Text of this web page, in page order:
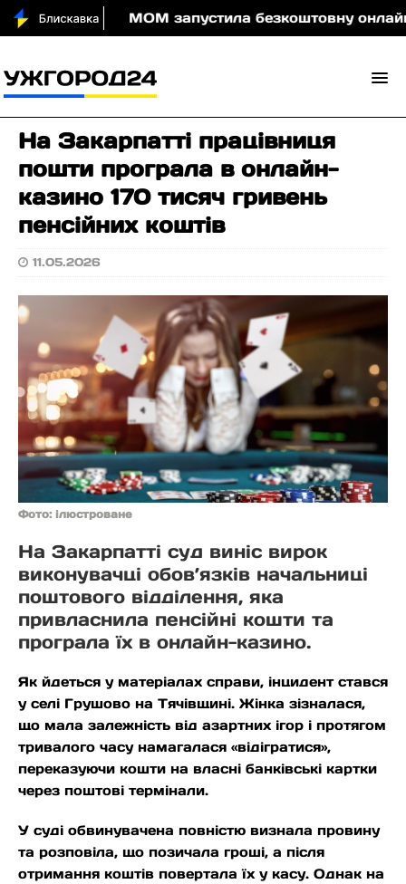
вночі МОМ запустила безкоштовну онлайн-
На Закарпатті працівниця
пошти програла в онлайн-
казино 170 тисяч гривень
пенсійних коштів
11.05.2026
Фото: ілюстроване
На Закарпатті суд виніс вирок
виконувачці обов’язків начальниці
поштового відділення, яка
привласнила пенсійні кошти та
програла їх в онлайн-казино.
Як йдеться у матеріалах справи, інцидент стався
у селі Грушово на Тячівщині. Жінка зізналася,
що мала залежність від азартних ігор і протягом
тривалого часу намагалася «відігратися»,
переказуючи кошти на власні банківські картки
через поштові термінали.
У суді обвинувачена повністю визнала провину
та розповіла, що позичала гроші, а після
отримання коштів повертала їх у касу. Однак на